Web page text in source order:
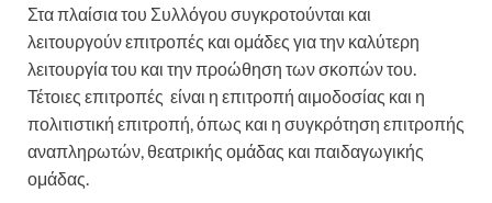
Στα πλαίσια του Συλλόγου συγκροτούνται και
λειτουργούν επιτροπές και ομάδες για την καλύτερη
λειτουργία του και την προώθηση των σκοπών του.
Τέτοιες επιτροπές είναι η επιτροπή αιμοδοσίας και η
πολιτιστική επιτροπή, όπως και η συγκρότηση επιτροπής
αναπληρωτών, θεατρικής ομάδας και παιδαγωγικής
ομάδας.